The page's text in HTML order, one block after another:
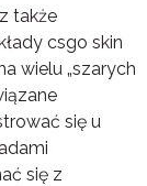
także
csgo skin
wielu „szarych
się u
się z